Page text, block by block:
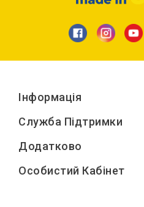
Інформація
Служба Підтримки
Додатково
Особистий Кабінет